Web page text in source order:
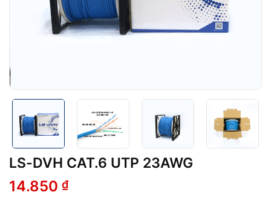
LS-DVH CAT.6 UTP 23AWG
14.850 ₫